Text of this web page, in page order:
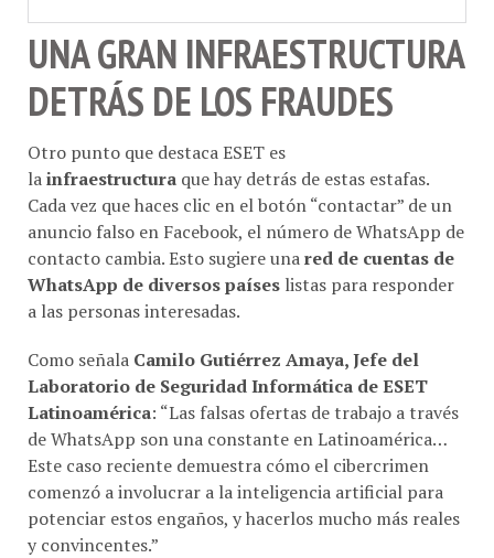
UNA GRAN INFRAESTRUCTURA
DETRÁS DE LOS FRAUDES
Otro punto que destaca ESET es
lainfraestructura que hay detrás de estas estafas.
Cada vez que haces clic en el botón “contactar” de un
anuncio falso en Facebook, el número de WhatsApp de
contacto cambia. Esto sugiere unared de cuentas de
WhatsApp de diversos países listas para responder
a las personas interesadas.
Como señala Camilo Gutiérrez Amaya, Jefe del
Laboratorio de Seguridad Informática de ESET
Latinoamérica: “Las falsas ofertas de trabajo a través
de WhatsApp son una constante en Latinoamérica…
Este caso reciente demuestra cómo el cibercrimen
comenzó a involucrar a la inteligencia artificial para
potenciar estos engaños, y hacerlos mucho más reales
y convincentes.”